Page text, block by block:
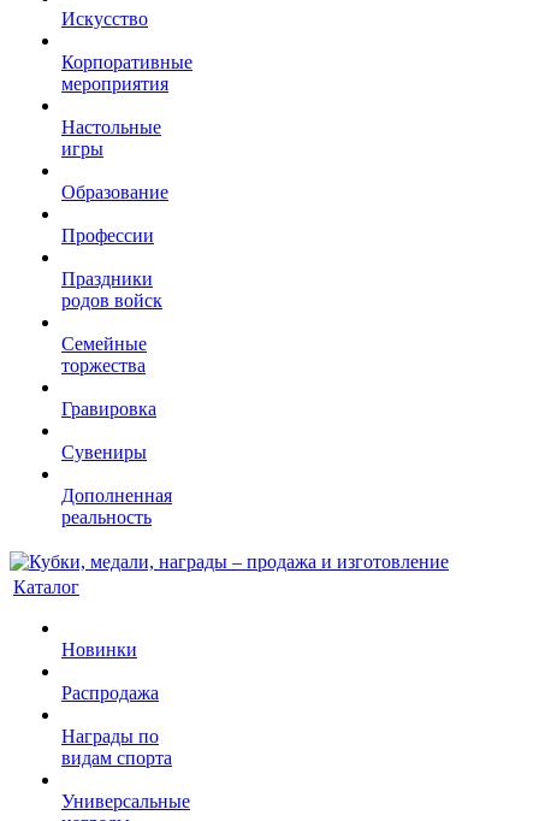
Искусство
Корпоративные
мероприятия
Настольные
игры
Образование
Профессии
Праздники
родов войск
Семейные
торжества
Гравировка
Сувениры
Дополненная
реальность
Каталог
Новинки
Распродажа
Награды по
видам спорта
Универсальные